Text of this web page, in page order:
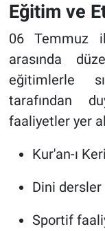
Eğitim ve
06 Temmuz
arasında
eğitimlerle
tarafından
faaliyetler yer
Kur'an-ı
Dini dersler
Sportif